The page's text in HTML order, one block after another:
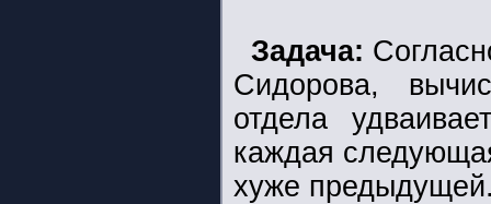
Задача:
Сидорова,
отдела
каждая
хуже